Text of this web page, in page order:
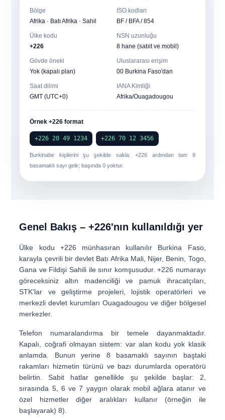
Bölge
Afrika · Batı Afrika · Sahil
ISO kodları
BF / BFA / 854
Ülke kodu
+226
NSN uzunluğu
8 hane (sabit ve mobil)
Gövde öneki
Yok (kapalı plan)
Uluslararası erişim
00 Burkina Faso'dan
Saat dilimi
GMT (UTC+0)
IANA Kimliği
Afrika/Ouagadougou
Örnek +226 format
+226 20 49 1234 +226 70 12 3456
Burkinabe kişilerini şu şekilde sakla:+226 ardından tam 8
basamaklı sayı gelir; başında 0 yoktur.
Genel Bakış – +226'nın kullanıldığı yer
Ülke kodu +226 münhasıran kullanılır Burkina Faso,
karayla çevrili bir devlet Batı Afrika Mali, Nijer, Benin, Togo,
Gana ve Fildişi Sahili ile sınır komşusudur. +226 numarayı
göreceksinizaltın madenciliği ve pamuk ihracatçıları
STK'lar ve geliştirme projeleri, lojistik operatörleri ve
merkezli devlet kurumları Ouagadougou ve diğer bölgesel
merkezler.
Telefon numaralandırma bir temele dayanmaktadır.
Kapalı, coğrafi olmayan sistem: var alan kodu yok klasik
anlamda. Bunun yerine 8 basamaklı sayının baştaki
rakamları hizmetin türünü ve bazı durumlarda operatörü
belirtin. Sabit hatlar genellikle şu şekilde başlar: 2
sırasında 5, 6 ve 7 yaygın olarak mobil ağlara atanır ve
özel hizmetler diğer aralıkları kullanır (örneğin ile
başlayarak)8).